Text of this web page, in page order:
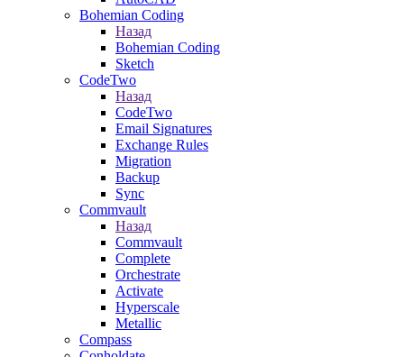
Bohemian Coding
Назад
Bohemian Coding
Sketch
CodeTwo
Назад
CodeTwo
Email Signatures
Exchange Rules
Migration
Backup
Sync
Commvault
Назад
Commvault
Complete
Orchestrate
Activate
Hyperscale
Metallic
Compass